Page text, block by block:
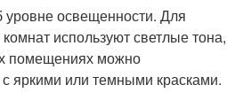
уровне освещенности. Для
используют светлые тона,
помещениях можно
яркими или темными красками.